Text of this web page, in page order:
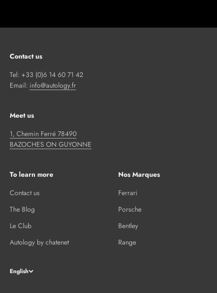
Contact us
Tel: +33 (0)6 14 60 71 42
Email: info@autology.fr
Meet us
1, Chemin Ferré 78490
BAZOCHES ON GUYONNE
To learn more
Contact us
The Blog
Le Club
Autology by chatenet
Nos Marques
Ferrari
Porsche
Bentley
Range
English